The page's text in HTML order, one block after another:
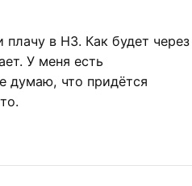
плачу в НЗ. Как будет через
У меня есть
думаю, что придётся